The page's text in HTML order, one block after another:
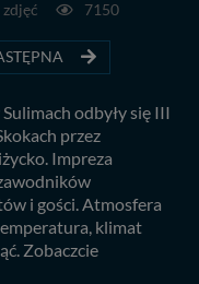
zdjęć 7150
odbyły się III
przez
Impreza
i gości. Atmosfera
klimat
Zobaczcie